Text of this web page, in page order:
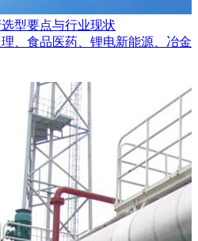
型要点与行业现状
、食品医药、锂电新能源、冶金